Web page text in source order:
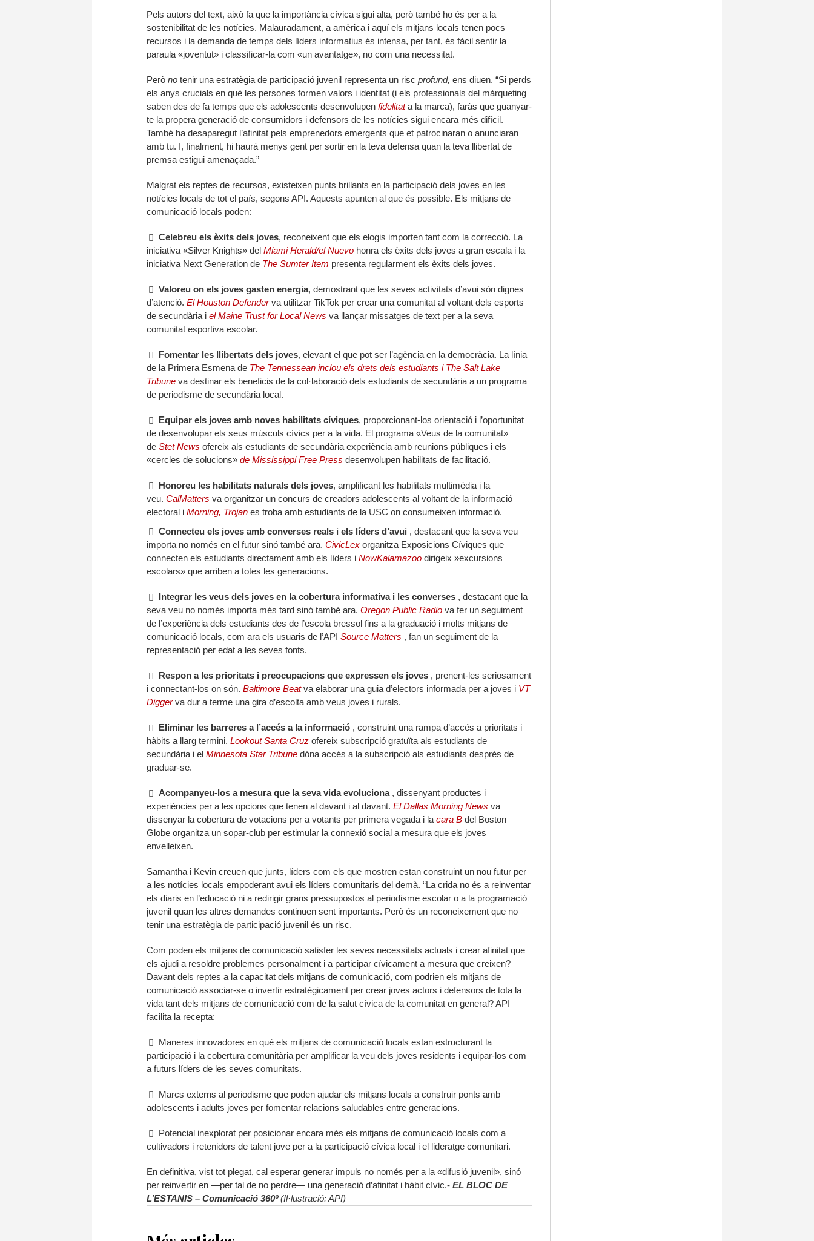
Pels autors del text, això fa que la importància cívica sigui alta, però també ho és per a la
sostenibilitat de les notícies. Malauradament, a amèrica i aquí els mitjans locals tenen pocs
recursos i la demanda de temps dels líders informatius és intensa, per tant, és fàcil sentir la
paraula «joventut» i classificar-la com «un avantatge», no com una necessitat.
Però no tenir una estratègia de participació juvenil representa un risc profund, ens diuen. “Si perds
els anys crucials en què les persones formen valors i identitat (i els professionals del màrqueting
saben des de fa temps que els adolescents desenvolupen fidelitata la marca), faràs que guanyar-
te la propera generació de consumidors i defensors de les notícies sigui encara més difícil.
També ha desaparegut l’afinitat pels emprenedors emergents que et patrocinaran o anunciaran
amb tu. I, finalment, hi haurà menys gent per sortir en la teva defensa quan la teva llibertat de
premsa estigui amenaçada.”
Malgrat els reptes de recursos, existeixen punts brillants en la participació dels joves en les
notícies locals de tot el país, segons API. Aquests apunten al que és possible. Els mitjans de
comunicació locals poden:
Celebreu els èxits dels joves, reconeixent que els elogis importen tant com la correcció. La
iniciativa «Silver Knights» del Miami Herald/el Nuevo honra els èxits dels joves a gran escala i la
iniciativa Next Generation de The Sumter Item presenta regularment els èxits dels joves.
Valoreu on els joves gasten energia, demostrant que les seves activitats d’avui són dignes
d’atenció. El Houston Defenderva utilitzar TikTok per crear una comunitat al voltant dels esports
de secundària i el Maine Trust for Local News va llançar missatges de text per a la seva
comunitat esportiva escolar.
Fomentar les llibertats dels joves, elevant el que pot ser l’agència en la democràcia. La línia
de la Primera Esmena de The Tennessean inclou els drets dels estudiants i The Salt Lake
Tribune va destinar els beneficis de la col·laboració dels estudiants de secundària a un programa
de periodisme de secundària local.
Equipar els joves amb noves habilitats cíviques, proporcionant-los orientació i l’oportunitat
de desenvolupar els seus músculs cívics per a la vida. El programa «Veus de la comunitat»
de Stet News ofereix als estudiants de secundària experiència amb reunions públiques i els
«cercles de solucions» de Mississippi Free Press desenvolupen habilitats de facilitació.
Honoreu les habilitats naturals dels joves, amplificant les habilitats multimèdia i la
veu. CalMatters va organitzar un concurs de creadors adolescents al voltant de la informació
electoral i Morning, Trojan es troba amb estudiants de la USC on consumeixen informació.
Connecteu els joves amb converses reals i els líders d’avui , destacant que la seva veu
importa no només en el futur sinó també ara. CivicLex organitza Exposicions Cíviques que
connecten els estudiants directament amb els líders i NowKalamazoo dirigeix ​​»excursions
escolars» que arriben a totes les generacions.
Integrar les veus dels joves en la cobertura informativa i les converses , destacant que la
seva veu no només importa més tard sinó també ara. Oregon Public Radio va fer un seguiment
de l’experiència dels estudiants des de l’escola bressol fins a la graduació i molts mitjans de
comunicació locals, com ara els usuaris de l’API Source Matters , fan un seguiment de la
representació per edat a les seves fonts.
Respon a les prioritats i preocupacions que expressen els joves , prenent-les seriosament
i connectant-los on són. Baltimore Beatva elaborar una guia d’electors informada per a joves i VT
Diggerva dur a terme una gira d’escolta amb veus joves i rurals.
Eliminar les barreres a l’accés a la informació , construint una rampa d’accés a prioritats i
hàbits a llarg termini. Lookout Santa Cruz ofereix subscripció gratuïta als estudiants de
secundària i el Minnesota Star Tribune dóna accés a la subscripció als estudiants després de
graduar-se.
Acompanyeu-los a mesura que la seva vida evoluciona, dissenyant productes i
experiències per a les opcions que tenen al davant i al davant. El Dallas Morning News va
dissenyar la cobertura de votacions per a votants per primera vegada i la cara B del Boston
Globe organitza un sopar-club per estimular la connexió social a mesura que els joves
envelleixen.
Samantha i Kevin creuen que junts, líders com els que mostren estan construint un nou futur per
a les notícies locals empoderant avui els líders comunitaris del demà. “La crida no és a reinventar
els diaris en l’educació ni a redirigir grans pressupostos al periodisme escolar o a la programació
juvenil quan les altres demandes continuen sent importants. Però és un reconeixement que no
tenir una estratègia de participació juvenil és un risc.
Com poden els mitjans de comunicació satisfer les seves necessitats actuals i crear afinitat que
els ajudi a resoldre problemes personalment i a participar cívicament a mesura que creixen?
Davant dels reptes a la capacitat dels mitjans de comunicació, com podrien els mitjans de
comunicació associar-se o invertir estratègicament per crear joves actors i defensors de tota la
vida tant dels mitjans de comunicació com de la salut cívica de la comunitat en general? API
facilita la recepta:
Maneres innovadores en què els mitjans de comunicació locals estan estructurant la
participació i la cobertura comunitària per amplificar la veu dels joves residents i equipar-los com
a futurs líders de les seves comunitats.
Marcs externs al periodisme que poden ajudar els mitjans locals a construir ponts amb
adolescents i adults joves per fomentar relacions saludables entre generacions.
Potencial inexplorat per posicionar encara més els mitjans de comunicació locals com a
cultivadors i retenidors de talent jove per a la participació cívica local i el lideratge comunitari.
En definitiva, vist tot plegat, cal esperar generar impuls no només per a la «difusió juvenil», sinó
per reinvertir en —per tal de no perdre— una generació d’afinitat i hàbit cívic.- EL BLOC DE
L’ESTANIS – Comunicació 360º(Il·lustració: API)